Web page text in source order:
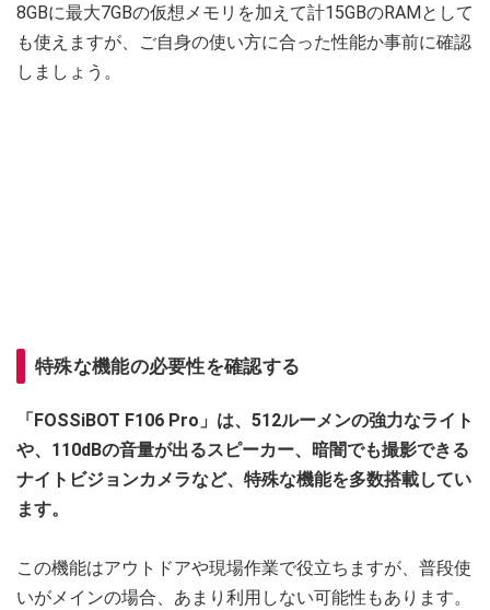
8GBに最大7GBの仮想メモリを加えて計15GBのRAMとして
も使えますが、ご自身の使い方に合った性能か事前に確認
しましょう。
特殊な機能の必要性を確認する
「FOSSiBOT F106 Pro」は、512ルーメンの強力なライト
や、110dBの音量が出るスピーカー、暗闇でも撮影できる
ナイトビジョンカメラなど、特殊な機能を多数搭載してい
ます。
この機能はアウトドアや現場作業で役立ちますが、普段使
いがメインの場合、あまり利用しない可能性もあります。